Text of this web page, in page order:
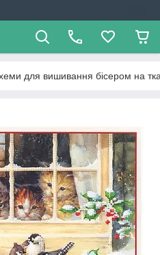
для вишивання бісером на